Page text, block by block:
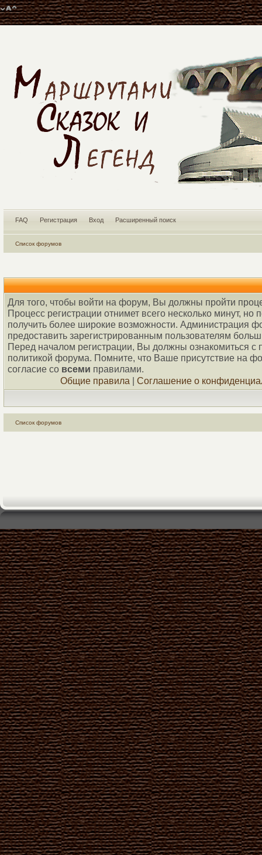
FAQ Регистрация Вход Расширенный поиск
Список форумов
Для того, чтобы войти на форум, Вы должны пройти
Процесс регистрации отнимет всего несколько минут, но
получить более широкие возможности. Администрация
предоставить зарегистрированным пользователям
Перед началом регистрации, Вы должны ознакомиться с
политикой форума. Помните, что Ваше присутствие на
согласие со всеми правилами.
Общие правила | Соглашение о
Список форумов